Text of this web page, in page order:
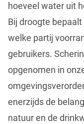
hoeveel water uit
Bij droogte bepaalt
welke partij
gebruikers.
opgenomen in
enerzijds de
natuur en de